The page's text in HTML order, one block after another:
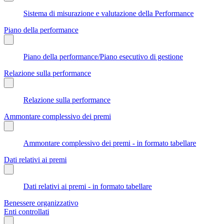
Sistema di misurazione e valutazione della Performance
Piano della performance
Piano della performance/Piano esecutivo di gestione
Relazione sulla performance
Relazione sulla performance
Ammontare complessivo dei premi
Ammontare complessivo dei premi - in formato tabellare
Dati relativi ai premi
Dati relativi ai premi - in formato tabellare
Benessere organizzativo
Enti controllati